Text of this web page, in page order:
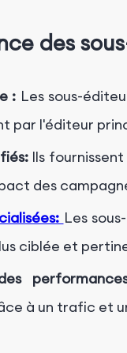
des
: Les sous-
par l'éditeur
Ils
des
Les
ciblée et
à un trafic et